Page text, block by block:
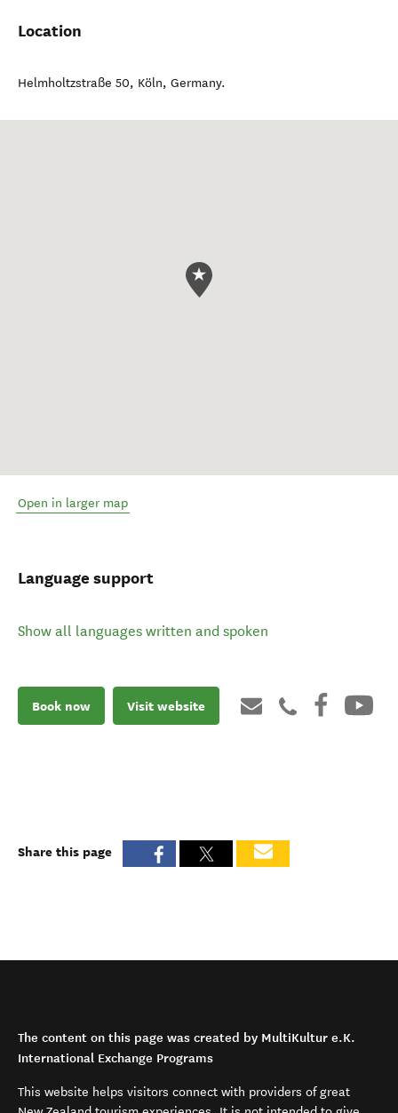
Location
Helmholtzstraße 50, Köln, Germany.
Open in larger map
Language support
Show all languages written and spoken
Book now Visit website
Share this page
The content on this page was created by MultiKultur e.K.
International Exchange Programs
This website helps visitors connect with providers of great